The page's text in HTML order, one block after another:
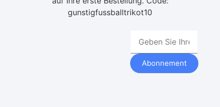
gunstigfussballtrikot10
Abonnement